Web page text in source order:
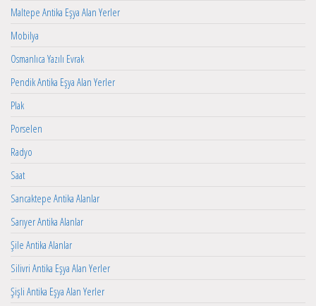
Maltepe Antika Eşya Alan Yerler
Mobilya
Osmanlıca Yazılı Evrak
Pendik Antika Eşya Alan Yerler
Plak
Porselen
Radyo
Saat
Sancaktepe Antika Alanlar
Sarıyer Antika Alanlar
Şile Antika Alanlar
Silivri Antika Eşya Alan Yerler
Şişli Antika Eşya Alan Yerler